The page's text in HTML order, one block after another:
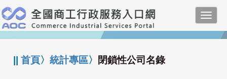
跳
到
主
要
:::
||首頁〉統計專區〉 閉鎖性公司名錄